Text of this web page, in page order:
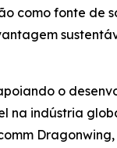
como fonte de
o
na indústria